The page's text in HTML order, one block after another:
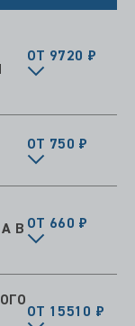
ОТ 9720 ₽
ОТ 750 ₽
В ОТ 660 ₽
ОТ 15510 ₽